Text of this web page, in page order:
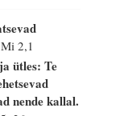
Mi 2,1
ütles: Te
nende kallal.